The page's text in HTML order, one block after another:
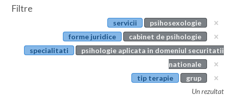
Botosani
Brasov
Articole
Cabinet
Filtre
servicii
psihosexologie
forme juridice
cabinet de psihologie
specialitati
psihologie aplicata in domeniul securitatii
nationale
tip terapie
grup
Un rezultat